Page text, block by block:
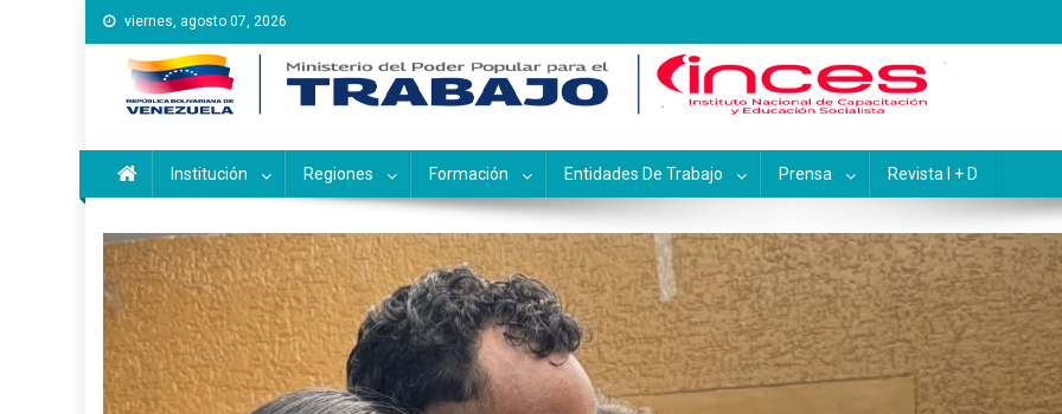
Saltar
al
contenido
viernes, agosto 07, 2026
Instituto Nacional de Capacitación y Educación
Inces
Institución Regiones Formación Entidades De Trabajo Prensa Revista I + D